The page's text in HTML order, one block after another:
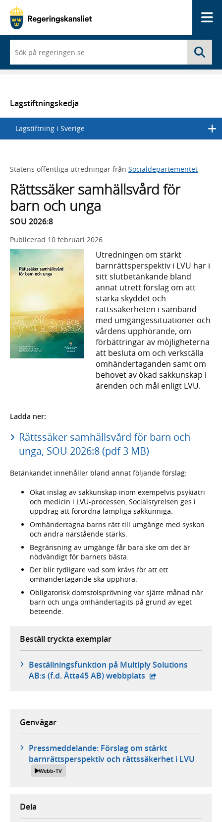
du
börjar
skriva
en
lista
med
sökförslag
Lagstiftningskedja
Lagstiftning i Sverige
Statens offentliga utredningar från Socialdepartementet
Rättssäker samhällsvård för
barn och unga
SOU 2026:8
Publicerad 10 februari 2026
Utredningen om stärkt
barnrättsperspektiv i LVU har i
sitt slutbetänkande bland
annat utrett förslag om att
stärka skyddet och
rättssäkerheten i samband
med umgängessituationer och
vårdens upphörande, om
förbättringar av möjligheterna
att besluta om och verkställa
omhändertaganden samt om
behovet av ökad sakkunskap i
ärenden och mål enligt LVU.
Ladda ner:
Rättssäker samhällsvård för barn och
unga, SOU 2026:8 (pdf 3 MB)
Betänkandet innehåller bland annat följande förslag:
Ökat inslag av sakkunskap inom exempelvis psykiatri
och medicin i LVU-processen, Socialstyrelsen ges i
uppdrag att förordna lämpliga sakkunniga.
Omhändertagna barns rätt till umgänge med syskon
och andra närstående stärks.
Begränsning av umgänge får bara ske om det är
nödvändigt för barnets bästa.
Det blir tydligare vad som krävs för att ett
omhändertagande ska upphöra.
Obligatorisk domstolsprövning var sjätte månad när
barn och unga omhändertagits på grund av eget
beteende.
Beställ tryckta exemplar
Beställningsfunktion på Multiply Solutions
AB:s (f.d. Åtta45 AB) webbplats - extern webbplats,
Genvägar
Pressmeddelande: Förslag om stärkt
barnrättsperspektiv och rättssäkerhet i LVU
Webb-TV
Dela